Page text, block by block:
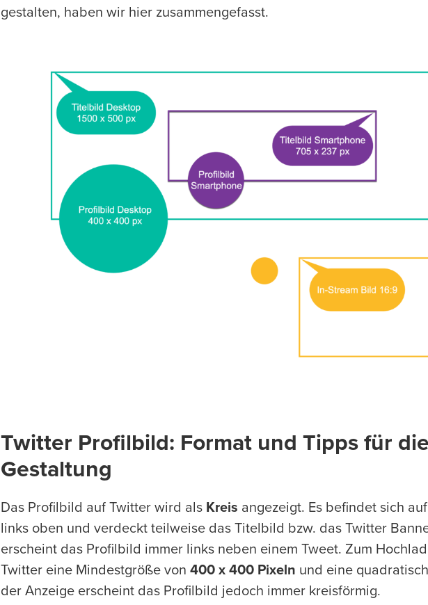
gestalten, haben wir hier zusammengefasst.
Twitter Profilbild: Format und Tipps für
Gestaltung
Das Profilbild auf Twitter wird als Kreis angezeigt. Es befindet sich
links oben und verdeckt teilweise das Titelbild bzw. das Twitter
erscheint das Profilbild immer links neben einem Tweet. Zum
Twitter eine Mindestgröße von 400 x 400 Pixeln und eine
der Anzeige erscheint das Profilbild jedoch immer kreisförmig.